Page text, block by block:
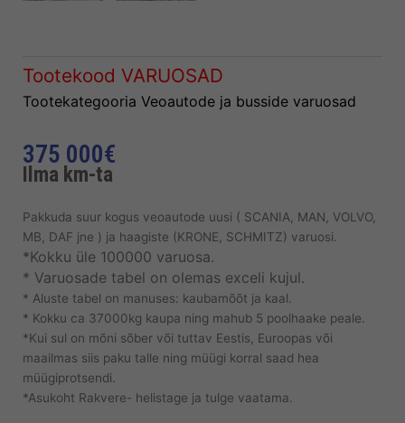
Tootekood VARUOSAD
Tootekategooria Veoautode ja busside varuosad
375 000€
Ilma km-ta
Pakkuda suur kogus veoautode uusi ( SCANIA, MAN, VOLVO,
MB, DAF jne ) ja haagiste (KRONE, SCHMITZ) varuosi.
*Kokku üle 100000 varuosa.
* Varuosade tabel on olemas exceli kujul.
* Aluste tabel on manuses: kaubamõõt ja kaal.
* Kokku ca 37000kg kaupa ning mahub 5 poolhaake peale.
*Kui sul on mõni sõber või tuttav Eestis, Euroopas või
maailmas siis paku talle ning müügi korral saad hea
müügiprotsendi.
*Asukoht Rakvere- helistage ja tulge vaatama.